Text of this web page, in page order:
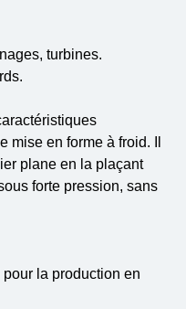
turbines.
mise en forme à froid. Il
plane en la plaçant
forte pression, sans
la production en